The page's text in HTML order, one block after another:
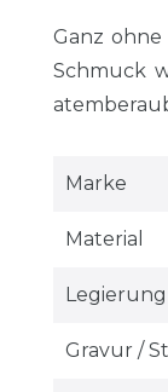
Ganz ohne
Schmuck
Marke
Material
Legierung
Gravur /